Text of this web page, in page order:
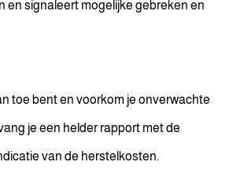
en signaleert mogelijke gebreken en
toe bent en voorkom je onverwachte
je een helder rapport met de
van de herstelkosten.